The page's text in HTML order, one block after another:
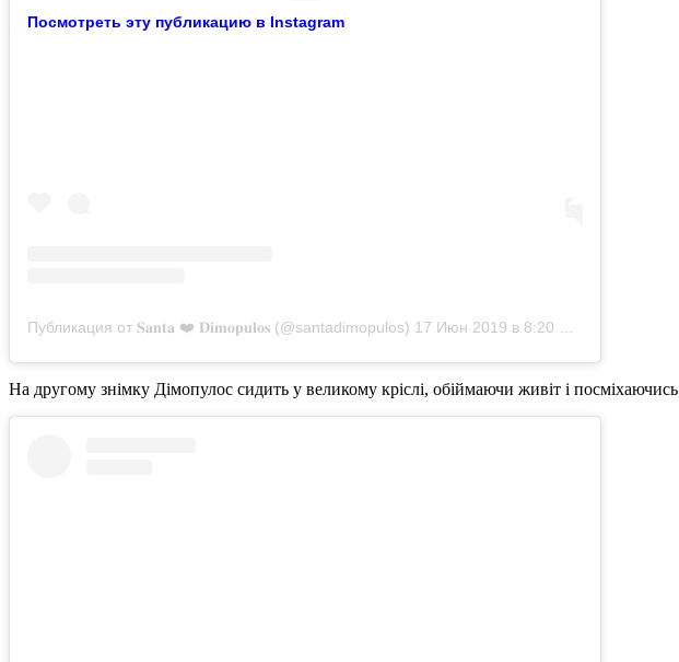
Посмотреть эту публикацию в Instagram
Публикация от 𝐒𝐚𝐧𝐭𝐚 ❤️ 𝐃𝐢𝐦𝐨𝐩𝐮𝐥𝐨𝐬 (@santadimopulos) 17 Июн 2019 в 8:20 PDT
На другому знімку Дімопулос сидить у великому кріслі, обіймаючи живіт і